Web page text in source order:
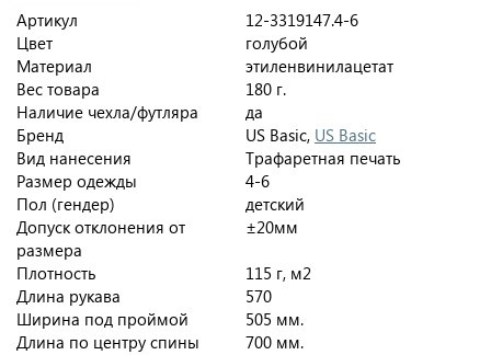
Артикул
12-3319147.4-6
Цвет
голубой
Материал
этиленвинилацетат
Вес товара
180 г.
Наличие чехла/футляра
да
Бренд
US Basic, US Basic
Вид нанесения
Трафаретная печать
Размер одежды
4-6
Пол (гендер)
детский
Допуск отклонения от
размера
±20мм
Плотность
115 г, м2
Длина рукава
570
Ширина под проймой
505 мм.
Длина по центру спины
700 мм.